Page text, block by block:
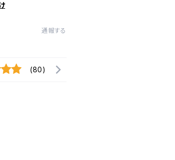
通報する
(80)